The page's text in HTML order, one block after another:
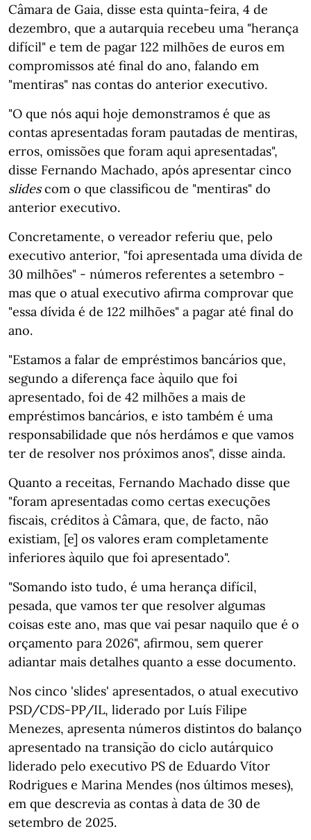
Câmara de Gaia, disse esta quinta-feira, 4 de
dezembro, que a autarquia recebeu uma "herança
difícil" e tem de pagar 122 milhões de euros em
compromissos até final do ano, falando em
"mentiras" nas contas do anterior executivo.
"O que nós aqui hoje demonstramos é que as
contas apresentadas foram pautadas de mentiras,
erros, omissões que foram aqui apresentadas",
disse Fernando Machado, após apresentar cinco
slidescom o que classificou de "mentiras" do
anterior executivo.
Concretamente, o vereador referiu que, pelo
executivo anterior, "foi apresentada uma dívida de
30 milhões" - números referentes a setembro -
mas que o atual executivo afirma comprovar que
"essa dívida é de 122 milhões" a pagar até final do
ano.
"Estamos a falar de empréstimos bancários que,
segundo a diferença face àquilo que foi
apresentado, foi de 42 milhões a mais de
empréstimos bancários, e isto também é uma
responsabilidade que nós herdámos e que vamos
ter de resolver nos próximos anos", disse ainda.
Quanto a receitas, Fernando Machado disse que
"foram apresentadas como certas execuções
fiscais, créditos à Câmara, que, de facto, não
existiam, [e] os valores eram completamente
inferiores àquilo que foi apresentado".
"Somando isto tudo, é uma herança difícil,
pesada, que vamos ter que resolver algumas
coisas este ano, mas que vai pesar naquilo que é o
orçamento para 2026", afirmou, sem querer
adiantar mais detalhes quanto a esse documento.
Nos cinco 'slides' apresentados, o atual executivo
PSD/CDS-PP/IL, liderado por Luís Filipe
Menezes, apresenta números distintos do balanço
apresentado na transição do ciclo autárquico
liderado pelo executivo PS de Eduardo Vítor
Rodrigues e Marina Mendes (nos últimos meses),
em que descrevia as contas à data de 30 de
setembro de 2025.